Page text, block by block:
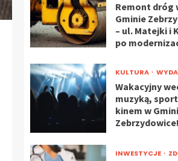
Remont dróg
Gminie
– ul. Matejki i
po
KULTURA
Wakacyjny
muzyką,
kinem w
Zebrzydowice!
INWESTYCJE